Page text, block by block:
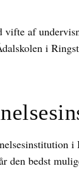
af
i
den bedst